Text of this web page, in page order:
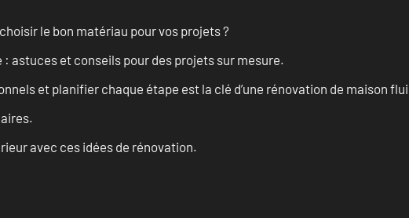
le bon matériau pour vos projets ?
: astuces et conseils pour des projets sur mesure.
et planifier chaque étape est la clé d’une rénovation de maison
avec ces idées de rénovation.